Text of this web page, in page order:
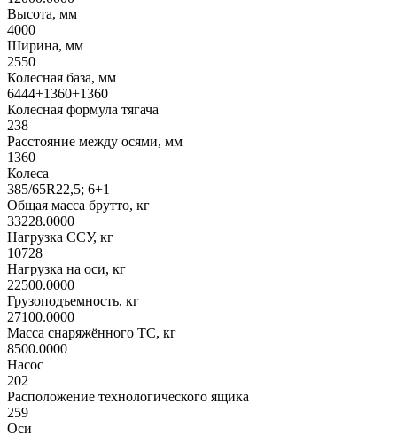
Высота, мм
4000
Ширина, мм
2550
Колесная база, мм
6444+1360+1360
Колесная формула тягача
238
Расстояние между осями, мм
1360
Колеса
385/65R22,5; 6+1
Общая масса брутто, кг
33228.0000
Нагрузка ССУ, кг
10728
Нагрузка на оси, кг
22500.0000
Грузоподъемность, кг
27100.0000
Масса снаряжённого ТС, кг
8500.0000
Насос
202
Расположение технологического ящика
259
Оси